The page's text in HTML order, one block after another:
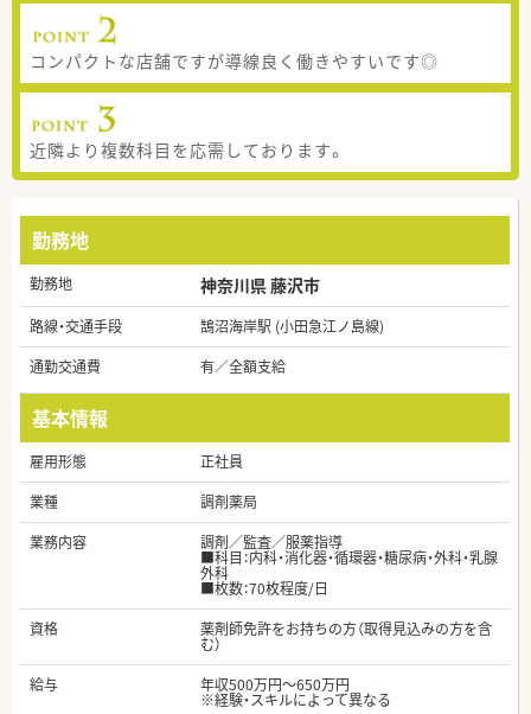
コンパクトな店舗ですが導線良く働きやすいです◎
近隣より複数科目を応需しております。
勤務地
勤務地 神奈川県 藤沢市
路線・交通手段
鵠沼海岸駅 (小田急江ノ島線)
通勤交通費
有／全額支給
基本情報
雇用形態
正社員
業種
調剤薬局
業務内容
調剤／監査／服薬指導
■科目：内科・消化器・循環器・糖尿病・外科・乳腺
外科
■枚数：70枚程度/日
資格
薬剤師免許をお持ちの方（取得見込みの方を含
む）
給与
年収500万円～650万円
※経験・スキルによって異なる